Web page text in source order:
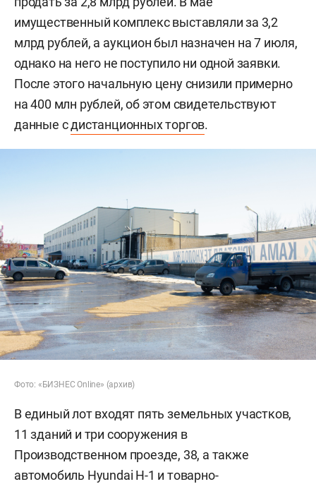
имущественный комплекс выставляли за 3,2
млрд рублей, а аукцион был назначен на 7 июля,
однако на него не поступило ни одной заявки.
После этого начальную цену снизили примерно
на 400 млн рублей, об этом свидетельствуют
данные сдистанционных торгов.
Фото: «БИЗНЕС Online» (архив)
В единый лот входят пять земельных участков,
11 зданий и три сооружения в
Производственном проезде, 38, а также
автомобиль Hyundai H-1 и товарно-